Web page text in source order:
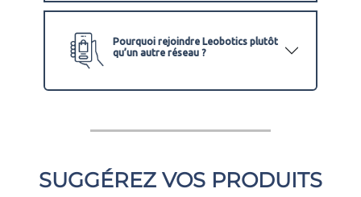
Pourquoi rejoindre Leobotics plutôt
qu’un autre réseau ?
SUGGÉREZ VOS PRODUITS